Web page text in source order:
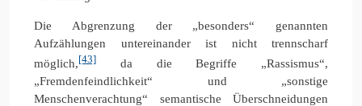
Die Abgrenzung der „besonders“ genannten
Aufzählungen untereinander ist nicht trennscharf
möglich,[43] da die Begriffe „Rassismus“,
„Fremdenfeindlichkeit“ und „sonstige
Menschenverachtung“ semantische Überschneidungen